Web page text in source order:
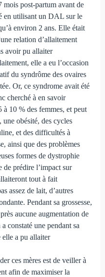
mois post-partum avant de
en utilisant un DAL sur le
environ 2 ans. Elle était
relation d’allaitement
avoir pu allaiter
elle a eu l’occasion
du syndrôme des ovaires
Or, ce syndrome avait été
cherché à en savoir
10 % des femmes, et peut
obésité, des cycles
et des difficultés à
ainsi que des problèmes
formes de dystrophie
prédire l’impact sur
tout à fait
assez de lait, d’autres
Pendant sa grossesse,
aucune augmentation de
constaté une pendant sa
elle a pu allaiter
ces mères est de veiller à
afin de maximiser la